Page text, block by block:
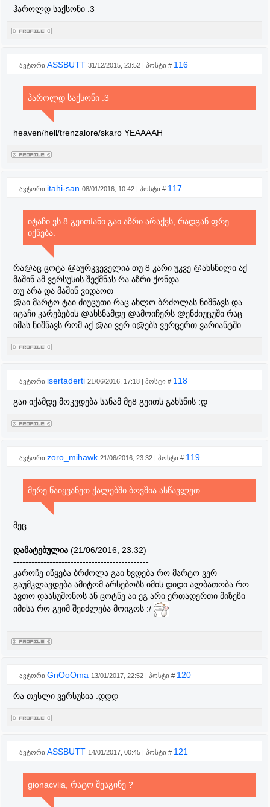
ჰაროლდ საქსონი :3
ავტორი ASSBUTT 31/12/2015, 23:52 | პოსტი # 116
ჰაროლდ საქსონი :3
heaven/hell/trenzalore/skaro YEAAAAH
ავტორი itahi-san 08/01/2016, 10:42 | პოსტი # 117
იტაჩი ვს 8 გეითIანი გაი აზრი არაქვს, რადგან ფრე
იქნება.
რა@აც ცოტა @აურკვეველია თუ 8 კარი უკვე @ახსნილი აქ
მაშინ ამ ვერსუსის შექმნას რა აზრი ქონდა
თუ არა და მაშინ ვიდაოთ
@აი მარტო ტაი ძიუცუთი რაც ახლო ბრძოლას ნიშნავს და
იტაჩი კარებების @ახსნამდე @ამოიჩერს @ენძიუცუში რაც
იმას ნიშნავს რომ აქ @აი ვერ ი@ებს ვერცერთ ვარიანტში
ავტორი isertaderti 21/06/2016, 17:18 | პოსტი # 118
გაი იქამდე მოკვდება სანამ მე8 გეითს გახსნის :დ
ავტორი zoro_mihawk 21/06/2016, 23:32 | პოსტი # 119
მერე წაიყვანეთ ქალებში ბოვშია ასწავლეთ
მეც
დამატებულია (21/06/2016, 23:32)
---------------------------------------------
კაროჩე იწყება ბრძოლა გაი ხვდება რო მარტო ვერ
გაუმკლავდება ამიტომ არსებობს იმის დიდი ალბათობა რო
ავთო დაასუმონოს ან ცოტნე აი ეგ არი ერთადერთი მიზეზი
იმისა რო გეიმ შეიძლება მოიგოს :/
ავტორი GnOoOma 13/01/2017, 22:52 | პოსტი # 120
რა თესლი ვერსუსია :დდდ
ავტორი ASSBUTT 14/01/2017, 00:45 | პოსტი # 121
gionacvlia, რატო შეაგინე ?